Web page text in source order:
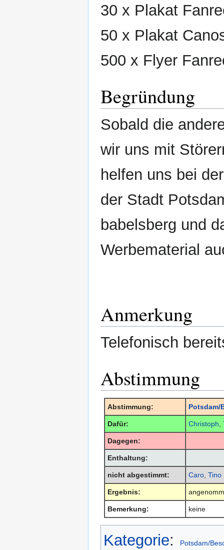
30 x Plakat
50 x Plakat
500 x Flyer
Begründung
Sobald die
wir uns mit
helfen uns bei
der Stadt
babelsberg und
Werbematerial
Anmerkung
Telefonisch
Abstimmung
Abstimmung: Potsdam/
Dafür: Christoph
Dagegen:
Enthaltung:
nicht abgestimmt: Caro Tino
Ergebnis:
Bemerkung: keine
Kategorie: Potsdam/